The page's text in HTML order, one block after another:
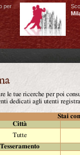
per
le tue ricerche per poi
dedicati agli utenti
Stai
Città
Tutte
Tesseramento